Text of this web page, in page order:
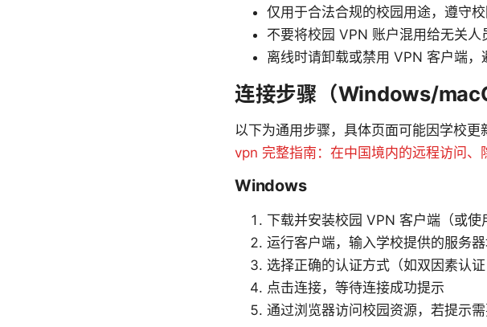
仅用于合法合规的校园用途，遵守
不要将校园 VPN 账户混用给无关
离线时请卸载或禁用 VPN 客户端
连接步骤（Windows/
以下为通用步骤，具体页面可能因学校
vpn 完整指南：在中国境内的远程访问、
Windows
下载并安装校园 VPN 客户端（或使
运行客户端，输入学校提供的服务
选择正确的认证方式（如双因素认证
点击连接，等待连接成功提示
通过浏览器访问校园资源，若提示